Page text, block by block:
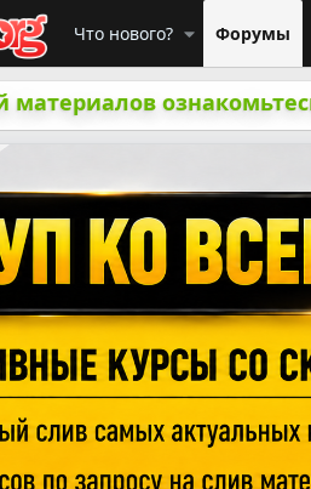
Что нового? Форумы
материалов